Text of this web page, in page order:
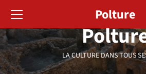
contenu
LA CULTURE DANS TOUS
principal
Polture